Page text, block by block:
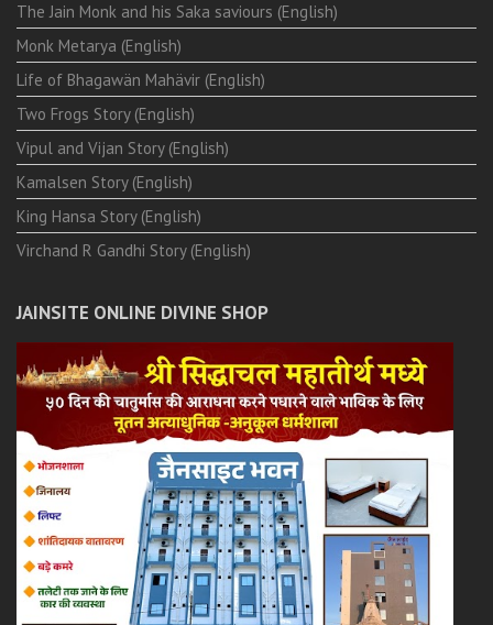
The Jain Monk and his Saka saviours (English)
Monk Metarya (English)
Life of Bhagawän Mahävir (English)
Two Frogs Story (English)
Vipul and Vijan Story (English)
Kamalsen Story (English)
King Hansa Story (English)
Virchand R Gandhi Story (English)
JAINSITE ONLINE DIVINE SHOP